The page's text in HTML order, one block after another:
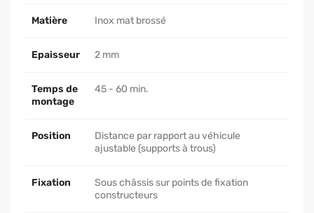
Matière Inox mat brossé
Epaisseur 2 mm
Temps de
montage
45 - 60 min.
Position
Distance par rapport au véhicule
ajustable (supports à trous)
Fixation
Sous châssis sur points de fixation
constructeurs